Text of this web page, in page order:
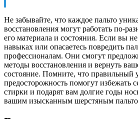
Не забывайте, что каждое пальто
восстановления могут работать по-
его материала и состояния. Если вы
навыках или опасаетесь повредить
профессионалам. Они смогут
методы восстановления и вернуть
состояние. Помните, что правильный
предосторожность помогут избежать
стирки и подарят вам долгие годы
вашим изысканным шерстяным